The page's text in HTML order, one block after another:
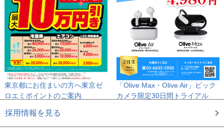
東京都にお住まいの方へ東京ゼ
ロエミポイントのご案内
「Olive Max・Olive Air」
ビック
カメラ限定30日間トライアル
採用情報を見る